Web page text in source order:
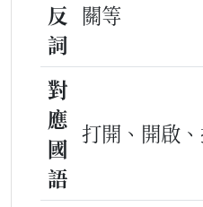
反
詞
關等
對
應
國
語
打開、開啟